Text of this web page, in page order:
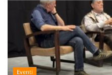
Eventi